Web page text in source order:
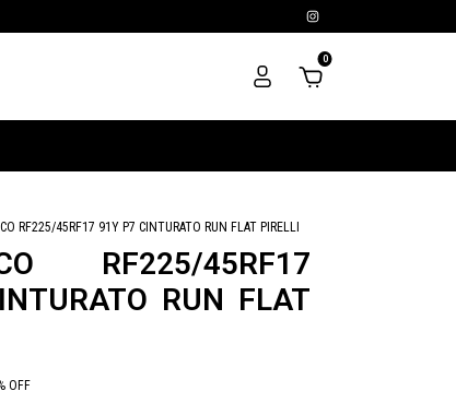
0
RF225/45RF17 91Y P7 CINTURATO RUN FLAT PIRELLI
RF225/45RF17
RUN FLAT
OFF